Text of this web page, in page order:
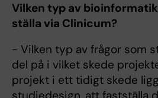
Vilken typ av
ställa via Clinicum?
- Vilken typ av frågor som
del på i vilket skede
projekt i ett tidigt skede